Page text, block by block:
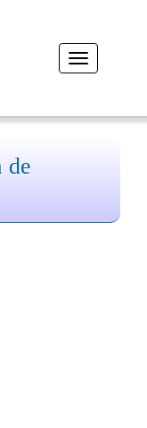
Desplegar
navegación
de